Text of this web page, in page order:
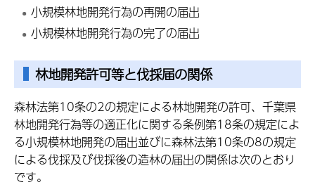
小規模林地開発行為の再開の届出
小規模林地開発行為の完了の届出
林地開発許可等と伐採届の関係
森林法第10条の2の規定による林地開発の許可、千葉県
林地開発行為等の適正化に関する条例第18条の規定によ
る小規模林地開発の届出並びに森林法第10条の8の規定
による伐採及び伐採後の造林の届出の関係は次のとおり
です。